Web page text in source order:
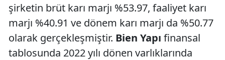
şirketin brüt karı marjı %53.97, faaliyet karı
marjı %40.91 ve dönem karı marjı da %50.77
olarak gerçekleşmiştir. Bien Yapı finansal
tablosunda 2022 yılı dönen varlıklarında